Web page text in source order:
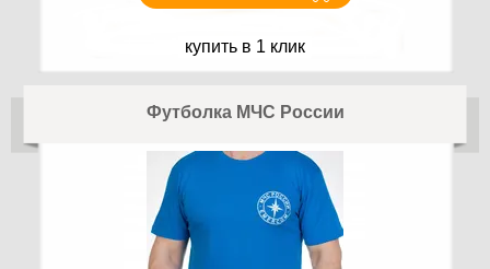
купить в 1 клик
Футболка МЧС России